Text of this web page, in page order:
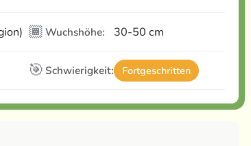
🏾 Wuchshöhe: 30-50 cm
🎯 Schwierigkeit: Fortgeschritten